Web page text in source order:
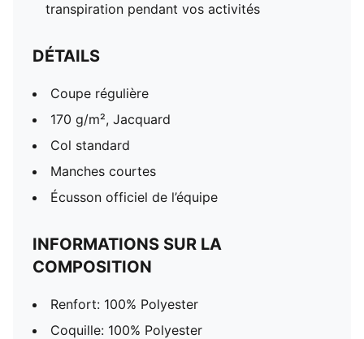
transpiration pendant vos activités
DÉTAILS
Coupe régulière
170 g/m², Jacquard
Col standard
Manches courtes
Écusson officiel de l’équipe
INFORMATIONS SUR LA
COMPOSITION
Renfort: 100% Polyester
Coquille: 100% Polyester